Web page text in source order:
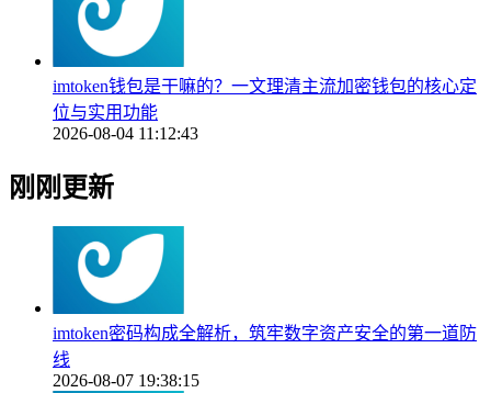
imtoken钱包是干嘛的？一文理清主流加密钱包的核心定
位与实用功能
2026-08-04 11:12:43
刚刚更新
imtoken密码构成全解析，筑牢数字资产安全的第一道防
线
2026-08-07 19:38:15